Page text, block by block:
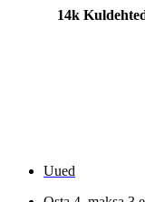
14k
Uued